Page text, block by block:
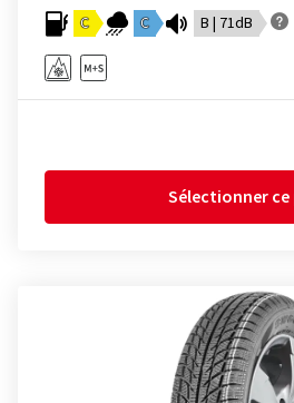
C C B | 71dB
Sélectionner ce